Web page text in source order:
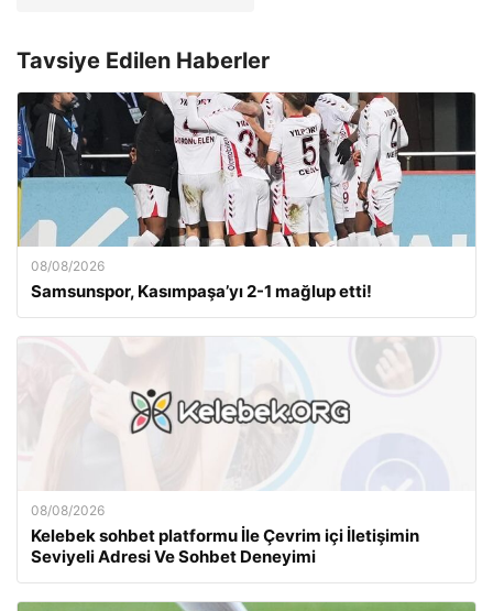
Tavsiye Edilen Haberler
08/08/2026
Samsunspor, Kasımpaşa’yı 2-1 mağlup etti!
08/08/2026
Kelebek sohbet platformu İle Çevrim içi İletişimin
Seviyeli Adresi Ve Sohbet Deneyimi